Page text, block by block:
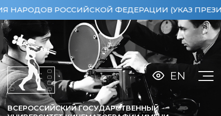
РОССИЙСКОЙ ФЕДЕРАЦИИ (УКАЗ
ВСЕРОССИЙСКИЙ ГОСУДАРСТВЕННЫЙ
EN